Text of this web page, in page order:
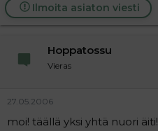
Ilmoita asiaton viesti
Hoppatossu
Vieras
27.05.2006
moi! täällä yksi yhtä nuori